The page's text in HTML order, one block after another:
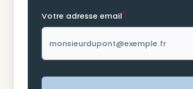
Votre adresse email*